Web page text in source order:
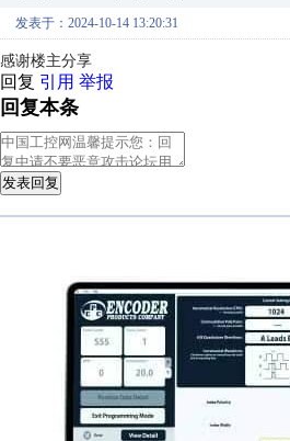
发表于：2024-10-14 13:20:31
感谢楼主分享
回复 引用 举报
回复本条
发表回复